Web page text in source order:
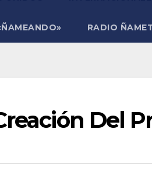
RADIO
Del